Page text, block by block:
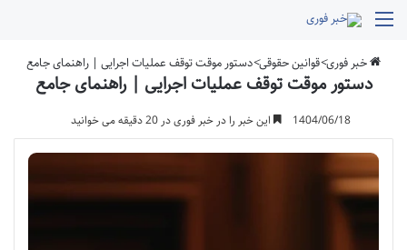
منو
خبر فوری>قوانین حقوقی>دستور موقت توقف عملیات اجرایی | راهنمای جامع
دستور موقت توقف عملیات اجرایی | راهنمای جامع
1404/06/18 این خبر را در خبر فوری در 20 دقیقه می خوانید